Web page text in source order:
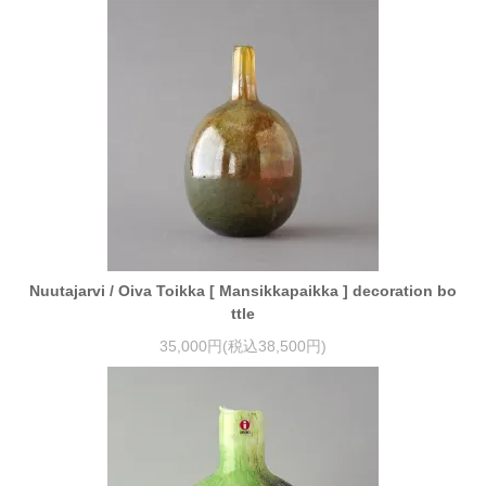
Nuutajarvi / Oiva Toikka [ Mansikkapaikka ] decoration bo
ttle
35,000円(税込38,500円)